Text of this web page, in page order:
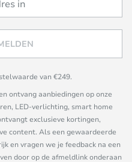
van €249.
ontvang aanbiedingen op onze
LED-verlichting, smart home
exclusieve kortingen,
content. Als een gewaardeerde
en vragen we je feedback na een
door op de afmeldlink onderaan